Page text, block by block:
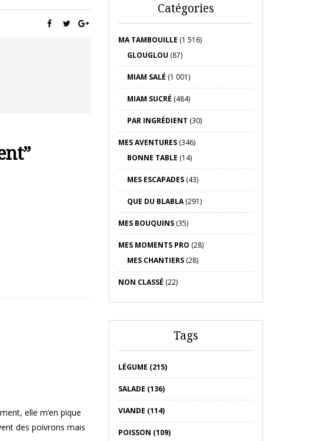
”
elle m’en pique
des poivrons mais
Catégories
MA TAMBOUILLE (1 516)
GLOUGLOU (87)
MIAM SALÉ (1 001)
MIAM SUCRÉ (484)
PAR INGRÉDIENT (30)
MES AVENTURES(346)
BONNE TABLE (14)
MES ESCAPADES(43)
QUE DU BLABLA(291)
MES BOUQUINS(35)
MES MOMENTS PRO (28)
MES CHANTIERS(28)
NON CLASSÉ (22)
Tags
LÉGUME (215)
SALADE (136)
VIANDE (114)
POISSON (109)